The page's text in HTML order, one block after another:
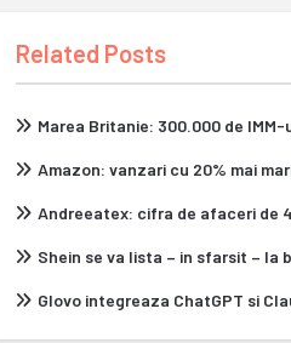
Related Posts
Marea Britanie: 300.000 de
Amazon: vanzari cu 20% mai
Andreeatex: cifra de afaceri de 4
Shein se va lista – in sfarsit – la
Glovo integreaza ChatGPT si